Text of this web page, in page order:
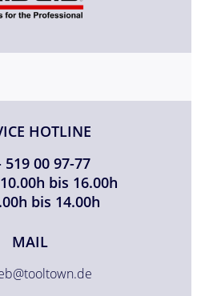
HOTLINE
519 00 97-77
bis 16.00h
bis 14.00h
MAIL